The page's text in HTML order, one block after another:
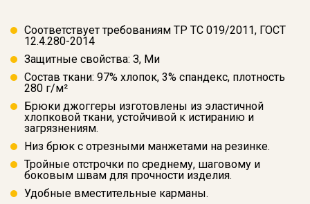
Соответствует требованиям ТР ТС 019/2011, ГОСТ
12.4.280-2014
Защитные свойства: З, Ми
Состав ткани: 97% хлопок, 3% спандекс, плотность
280 г/м²
Брюки джоггеры изготовлены из эластичной
хлопковой ткани, устойчивой к истиранию и
загрязнениям.
Низ брюк с отрезными манжетами на резинке.
Тройные отстрочки по среднему, шаговому и
боковым швам для прочности изделия.
Удобные вместительные карманы.